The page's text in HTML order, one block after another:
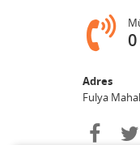
Adres
Fulya